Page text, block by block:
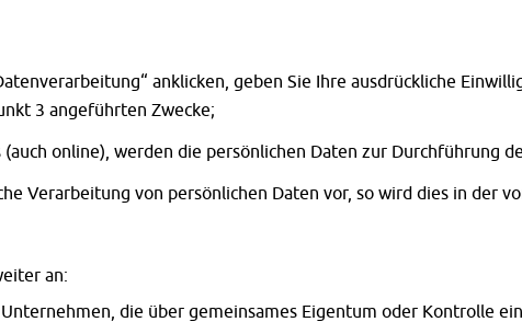
anklicken, geben Sie Ihre ausdrückliche
3 angeführten Zwecke;
(auch online), werden die persönlichen Daten zur Durchführung
Verarbeitung von persönlichen Daten vor, so wird dies in der
an:
die über gemeinsames Eigentum oder Kontrolle